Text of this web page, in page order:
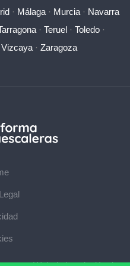
· Málaga· Murcia· Navarra
· Teruel· Toledo·
Vizcaya · Zaragoza